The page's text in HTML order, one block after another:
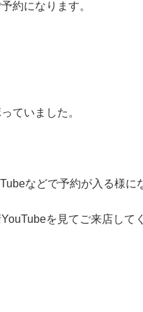
約になります。
ていました。
などで予約が入る様に
を見てご来店して